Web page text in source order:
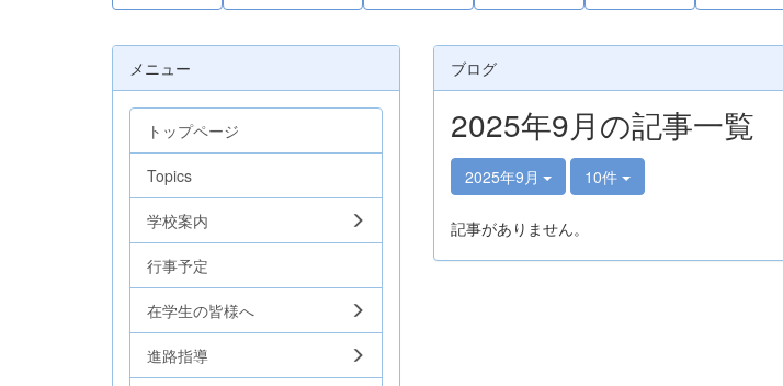
ブログ
2025年9月の記事一覧
2025年9月 10件
記事がありません。
メニュー
トップページ
Topics
学校案内
行事予定
在学生の皆様へ
進路指導